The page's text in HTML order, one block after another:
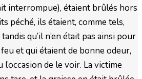
interrompue), étaient brûlés hors
péché, ils étaient, comme tels,
qu’il n’en était pas ainsi pour
et qui étaient de bonne odeur,
de le voir. La victime